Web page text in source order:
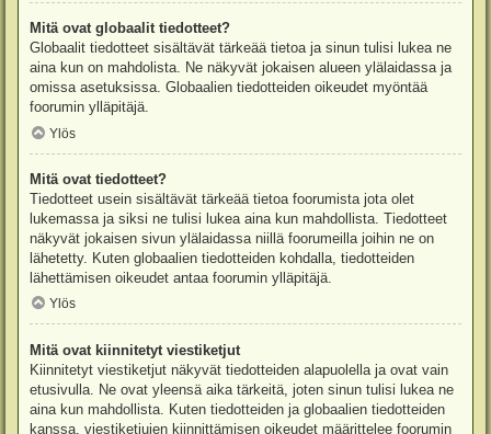
Mitä ovat globaalit tiedotteet?
Globaalit tiedotteet sisältävät tärkeää tietoa ja sinun tulisi lukea ne
aina kun on mahdolista. Ne näkyvät jokaisen alueen ylälaidassa ja
omissa asetuksissa. Globaalien tiedotteiden oikeudet myöntää
foorumin ylläpitäjä.
Ylös
Mitä ovat tiedotteet?
Tiedotteet usein sisältävät tärkeää tietoa foorumista jota olet
lukemassa ja siksi ne tulisi lukea aina kun mahdollista. Tiedotteet
näkyvät jokaisen sivun ylälaidassa niillä foorumeilla joihin ne on
lähetetty. Kuten globaalien tiedotteiden kohdalla, tiedotteiden
lähettämisen oikeudet antaa foorumin ylläpitäjä.
Ylös
Mitä ovat kiinnitetyt viestiketjut
Kiinnitetyt viestiketjut näkyvät tiedotteiden alapuolella ja ovat vain
etusivulla. Ne ovat yleensä aika tärkeitä, joten sinun tulisi lukea ne
aina kun mahdollista. Kuten tiedotteiden ja globaalien tiedotteiden
kanssa, viestiketjujen kiinnittämisen oikeudet määrittelee foorumin